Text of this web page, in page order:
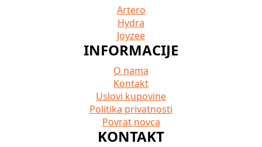
Artero
Hydra
Joyzee
INFORMACIJE
O nama
Kontakt
Uslovi kupovine
Politika privatnosti
Povrat novca
KONTAKT